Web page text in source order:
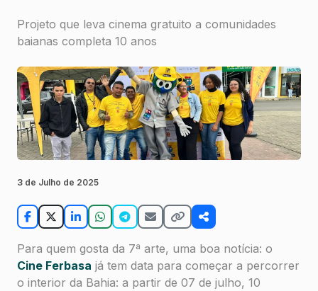
Projeto que leva cinema gratuito a comunidades
baianas completa 10 anos
3 de Julho de 2025
Para quem gosta da 7ª arte, uma boa notícia: o
Cine Ferbasa já tem data para começar a percorrer
o interior da Bahia: a partir de 07 de julho, 10